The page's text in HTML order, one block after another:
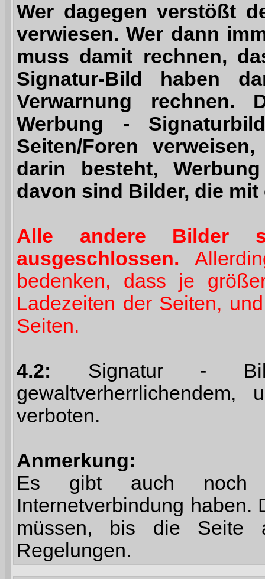
Wer dagegen verstößt
verwiesen. Wer dann
muss damit rechnen,
Signatur-Bild haben
Verwarnung rechnen.
Werbung -
Seiten/Foren
darin besteht,
davon sind Bilder, die
Alle andere Bilder
ausgeschlossen.
bedenken, dass je
Ladezeiten der Seiten,
Seiten.
4.2: Signatur -
verboten.
Anmerkung:
Es gibt auch noch
Internetverbindung haben.
müssen, bis die Seite
Regelungen.